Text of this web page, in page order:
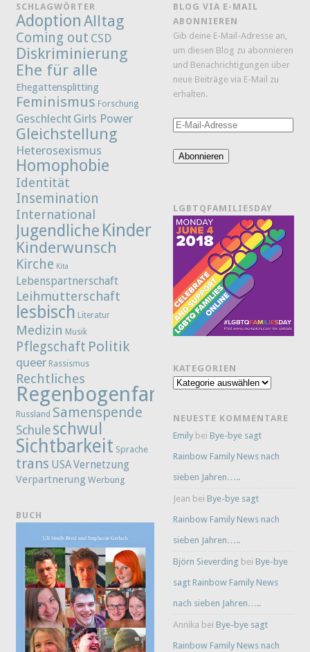
SCHLAGWÖRTER
AdoptionAlltag
Coming out CSD
Diskriminierung
Ehe für alle
Ehegattensplitting
Feminismus Forschung
Geschlecht Girls Power
Gleichstellung
Heterosexismus
Homophobie
Identität
Insemination
International
Jugendliche Kinder
Kinderwunsch
Kirche Kita
Lebenspartnerschaft
Leihmutterschaft
lesbisch Literatur
Medizin Musik
Pflegschaft Politik
queer Rassismus
Rechtliches
Regenbogenfamilie
Russland Samenspende
Schule schwul
Sichtbarkeit Sprache
trans USAVernetzung
Verpartnerung Werbung
BUCH
BLOG VIA E-MAIL
ABONNIEREN
Gib deine E-Mail-Adresse an,
um diesen Blog zu abonnieren
und Benachrichtigungen über
neue Beiträge via E-Mail zu
erhalten.
E-
Adresse
Abonnieren
LGBTQFAMILIESDAY
KATEGORIEN
Kategorien
NEUESTE KOMMENTARE
Emily bei Bye-bye sagt
Rainbow Family News nach
sieben Jahren…..
Jean bei Bye-bye sagt
Rainbow Family News nach
sieben Jahren…..
Björn Sieverding bei Bye-bye
sagt Rainbow Family News
nach sieben Jahren…..
Annika bei Bye-bye sagt
Rainbow Family News nach